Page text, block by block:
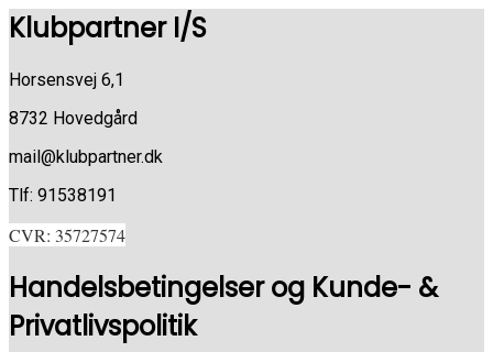
Klubpartner I/S
Horsensvej 6,1
8732 Hovedgård
mail@klubpartner.dk
Tlf: 91538191
CVR: 35727574
Handelsbetingelser og Kunde- &
Privatlivspolitik